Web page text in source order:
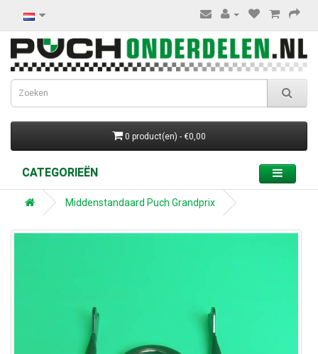
0 product(en) - €0,00
CATEGORIEËN
Middenstandaard Puch Grandprix